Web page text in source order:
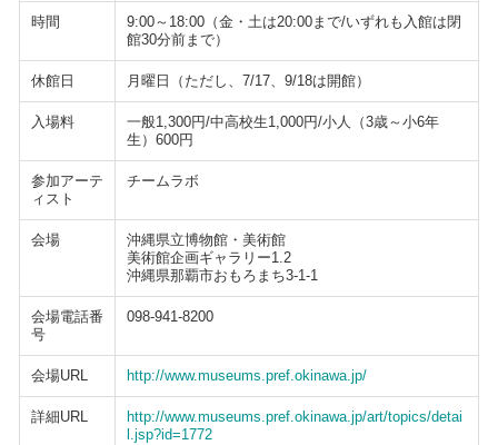
時間
9:00～18:00（金・土は20:00まで/いずれも入館は閉
館30分前まで）
休館日 月曜日（ただし、7/17、9/18は開館）
入場料
一般1,300円/中高校生1,000円/小人（3歳～小6年
生）600円
参加アーテ
ィスト
チームラボ
会場
沖縄県立博物館・美術館
美術館企画ギャラリー1.2
沖縄県那覇市おもろまち3-1-1
会場電話番
号
098-941-8200
会場URL http://www.museums.pref.okinawa.jp/
詳細URL
http://www.museums.pref.okinawa.jp/art/topics/detai
l.jsp?id=1772